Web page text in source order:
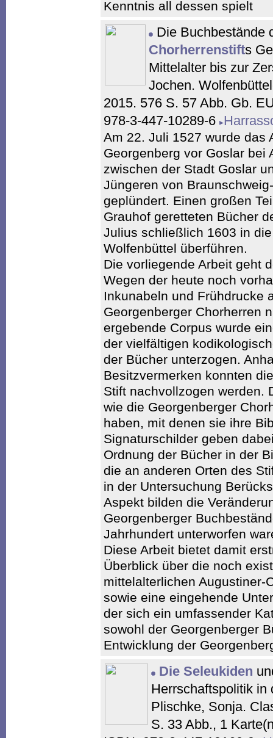
Kenntnis all dessen spielt
Die Buchbestände
Chorherrenstifts
Mittelalter bis zur
Jochen.
2015. 576 S. 57 Abb. Gb.
978-3-447-10289-6
Am 22. Juli 1527 wurde das
Georgenberg vor Goslar bei
zwischen der Stadt Goslar
Jüngeren von
geplündert. Einen großen
Grauhof geretteten Bücher
Julius schließlich 1603 in
Wolfenbüttel überführen.
Die vorliegende Arbeit geht
Wegen der heute noch
Inkunabeln und Frühdrucke
Georgenberger Chorherren
ergebende Corpus wurde
der vielfältigen
der Bücher unterzogen.
Besitzvermerken konnten
Stift nachvollzogen werden.
wie die Georgenberger
haben, mit denen sie ihre
Signaturschilder geben
Ordnung der Bücher in der
die an anderen Orten des
in der Untersuchung
Aspekt bilden die
Georgenberger
Jahrhundert unterworfen
Diese Arbeit bietet damit
Überblick über die noch
mittelalterlichen Augustiner-
sowie eine eingehende
der sich ein umfassender
sowohl der Georgenberger
Entwicklung der
Die Seleukiden
Herrschaftspolitik in
Plischke, Sonja.
S. 33 Abb., 1